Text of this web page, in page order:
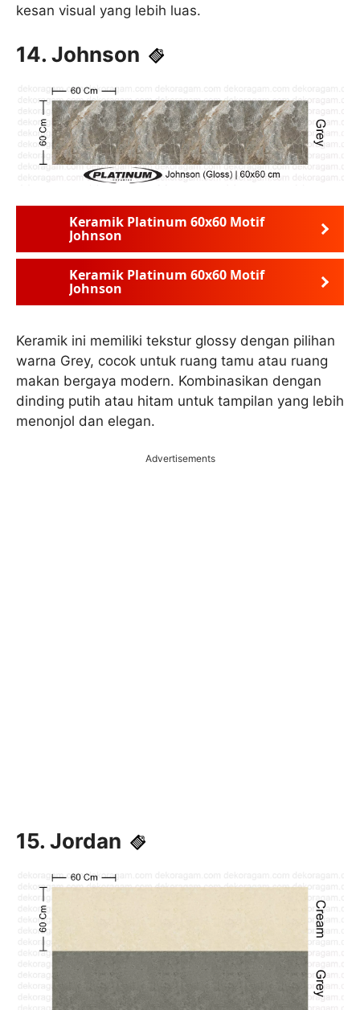
kesan visual yang lebih luas.
14. Johnson
Keramik Platinum 60x60 Motif
Johnson
Keramik Platinum 60x60 Motif
Johnson
Keramik ini memiliki tekstur glossy dengan pilihan
warna Grey, cocok untuk ruang tamu atau ruang
makan bergaya modern. Kombinasikan dengan
dinding putih atau hitam untuk tampilan yang lebih
menonjol dan elegan.
Advertisements
15. Jordan